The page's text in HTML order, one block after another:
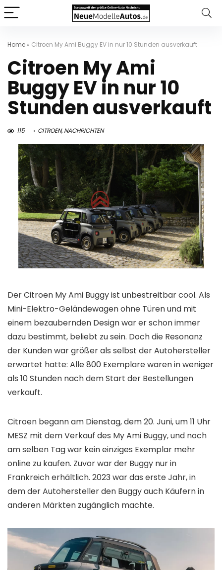
Home » Citroen My Ami Buggy EV in nur 10 Stunden ausverkauft
Citroen My Ami
Buggy EV in nur 10
Stunden ausverkauft
115 CITROEN,NACHRICHTEN
Der Citroen My Ami Buggy ist unbestreitbar cool. Als
Mini-Elektro-Geländewagen ohne Türen und mit
einem bezaubernden Design war er schon immer
dazu bestimmt, beliebt zu sein. Doch die Resonanz
der Kunden war größer als selbst der Autohersteller
erwartet hatte: Alle 800 Exemplare waren in weniger
als 10 Stunden nach dem Start der Bestellungen
verkauft.
Citroen begann am Dienstag, dem 20. Juni, um 11 Uhr
MESZ mit dem Verkauf des My Ami Buggy, und noch
am selben Tag war kein einziges Exemplar mehr
online zu kaufen. Zuvor war der Buggy nur in
Frankreich erhältlich. 2023 war das erste Jahr, in
dem der Autohersteller den Buggy auch Käufern in
anderen Märkten zugänglich machte.